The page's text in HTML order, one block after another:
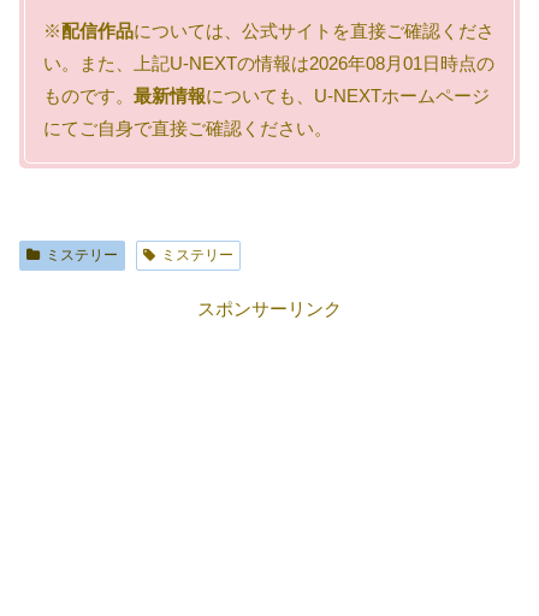
※配信作品については、公式サイトを直接ご確認くださ
い。また、上記U-NEXTの情報は2026年08月01日時点の
ものです。 最新情報についても、U-NEXTホームページ
にてご自身で直接ご確認ください。
ミステリー ミステリー
スポンサーリンク